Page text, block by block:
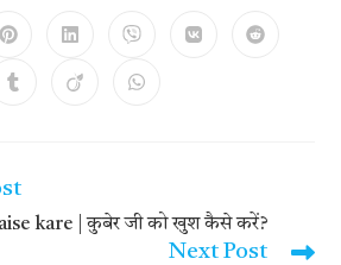
Opens
a
new
Opens
a
new
Opens
a
new
Opens
Opens
Opens
Opens
Opens
kare | कुबेर जी को खुश कैसे करें?
Next Post